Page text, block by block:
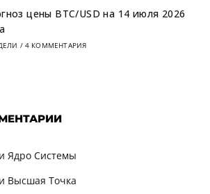
цены BTC/USD на 14 июля 2026
/ 4 КОММЕНТАРИЯ
Ядро Системы
Высшая Точка